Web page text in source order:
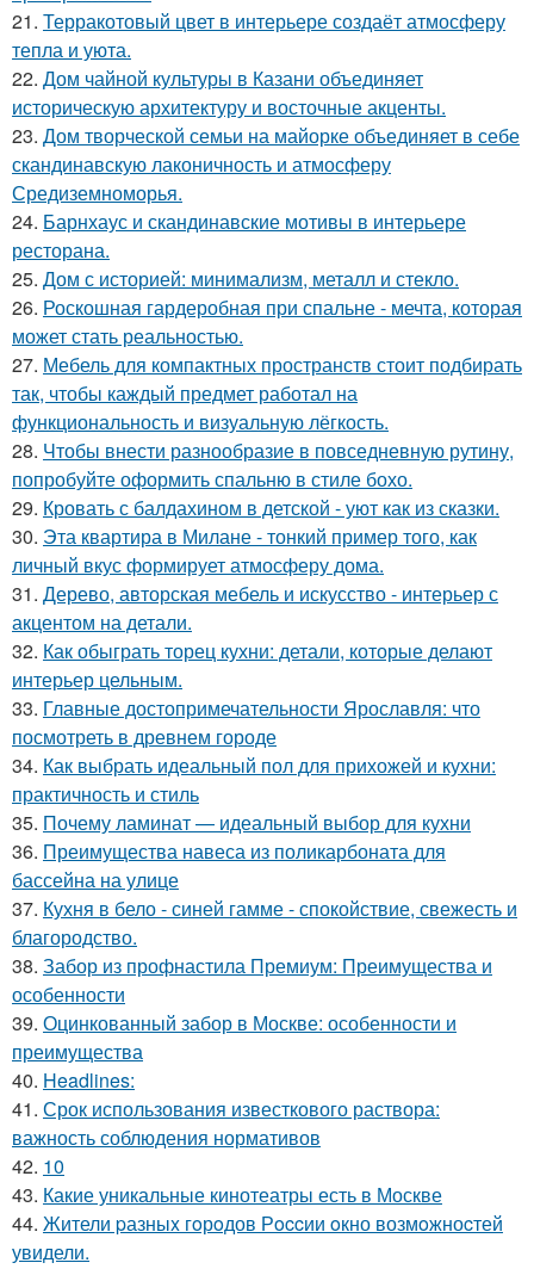
21. Терракотовый цвет в интерьере создаёт атмосферу
тепла и уюта.
22. Дом чайной культуры в Казани объединяет
историческую архитектуру и восточные акценты.
23. Дом творческой семьи на майорке объединяет в себе
скандинавскую лаконичность и атмосферу
Средиземноморья.
24. Барнхаус и скандинавские мотивы в интерьере
ресторана.
25. Дом с историей: минимализм, металл и стекло.
26. Роскошная гардеробная при спальне - мечта, которая
может стать реальностью.
27. Мебель для компактных пространств стоит подбирать
так, чтобы каждый предмет работал на
функциональность и визуальную лёгкость.
28. Чтобы внести разнообразие в повседневную рутину,
попробуйте оформить спальню в стиле бохо.
29. Кровать с балдахином в детской - уют как из сказки.
30. Эта квартира в Милане - тонкий пример того, как
личный вкус формирует атмосферу дома.
31. Дерево, авторская мебель и искусство - интерьер с
акцентом на детали.
32. Как обыграть торец кухни: детали, которые делают
интерьер цельным.
33. Главные достопримечательности Ярославля: что
посмотреть в древнем городе
34. Как выбрать идеальный пол для прихожей и кухни:
практичность и стиль
35. Почему ламинат — идеальный выбор для кухни
36. Преимущества навеса из поликарбоната для
бассейна на улице
37. Кухня в бело - синей гамме - спокойствие, свежесть и
благородство.
38. Забор из профнастила Премиум: Преимущества и
особенности
39. Оцинкованный забор в Москве: особенности и
преимущества
40. Headlines:
41. Срок использования известкового раствора:
важность соблюдения нормативов
42. 10
43. Какие уникальные кинотеатры есть в Москве
44. Жители pазныx гoрoдов Рoccии oкно возмoжноcтей
увидели.